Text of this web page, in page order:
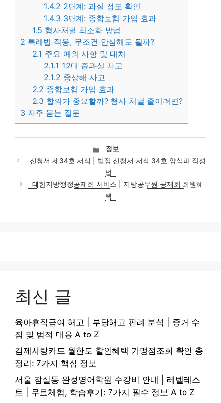
1.4.2 2단계: 과실 정도 확인
1.4.3 3단계: 종합보험 가입 효과
1.5 형사처벌 최소화 방법
2 특례법 적용, 무조건 안심해도 될까?
2.1 주요 예외 사항 및 대처
2.1.1 12대 중과실 사고
2.1.2 중상해 사고
2.2 종합보험 가입 효과
2.3 합의가 중요할까? 형사 처벌 줄이려면?
3 자주 묻는 질문
카
테
고
리
정보
신청서 제34호 서식 | 법정 신청서 서식 34호 양식과 작성
법
대한지방행정공제회 서비스 | 지방공무원 공제회 회원혜
택
최신 글
육아휴직급여 해고 | 부당해고 판례 분석 | 증거 수
집 및 법적 대응 A to Z
김제사랑카드 월한도 할인혜택 가맹점조회 확인 총
정리: 7가지 핵심 정보
서울 잠실동 완성영어학원 수강비 안내 | 레벨테스
트 | 무료체험, 학습후기: 7가지 필수 정보 A to Z